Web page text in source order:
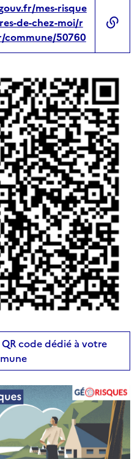
mes-risque
de-chez-moi/r
50760
code dédié à votre